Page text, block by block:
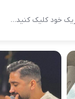
خود کلیک کنید…